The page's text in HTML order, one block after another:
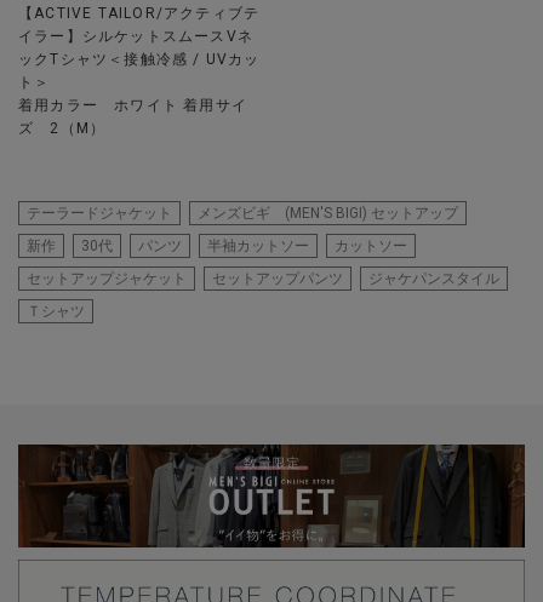
【ACTIVE TAILOR/アクティブテ
イラー】シルケットスムースVネ
ックTシャツ＜接触冷感 / UVカッ
ト＞
着用カラー ホワイト 着用サイ
ズ 2（M）
テーラードジャケット
メンズビギ (MEN'S BIGI) セットアップ
新作
30代 パンツ 半袖カットソー
カットソー
セットアップジャケット
セットアップパンツ
ジャケパンスタイル
Ｔシャツ